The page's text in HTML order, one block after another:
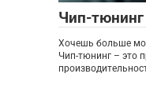
Чип-
Хочешь больше
Чип-тюнинг – это